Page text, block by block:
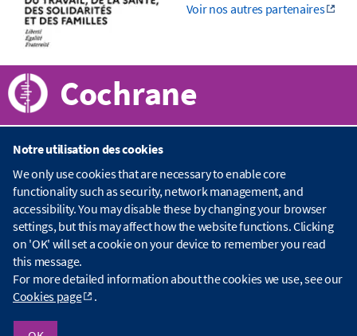
Voir nos autres partenaires
Cochrane
A propos de Cochrane
C
o
c
h
r
a
n
e
Publications
B
i
b
l
i
Nous contacter
D
Copyright © 2026 The Cochrane Collaboration
Notre utilisation des cookies
We only use cookies that are necessary to enable core
functionality such as security, network management, and
accessibility. You may disable these by changing your browser
settings, but this may affect how the website functions. Clicking
on 'OK' will set a cookie on your device to remember you read
this message.
For more detailed information about the cookies we use, see our
Cookies page
.